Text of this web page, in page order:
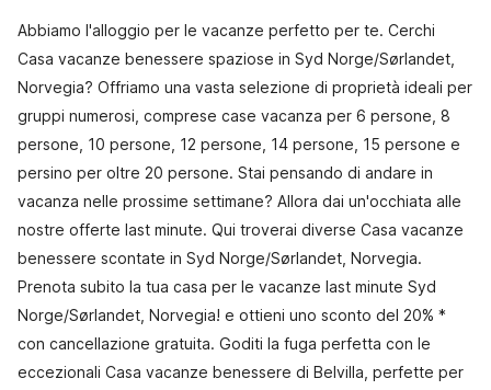
Abbiamo l'alloggio per le vacanze perfetto per te. Cerchi
Casa vacanze benessere spaziose in Syd Norge/Sørlandet,
Norvegia? Offriamo una vasta selezione di proprietà ideali per
gruppi numerosi, comprese case vacanza per 6 persone, 8
persone, 10 persone, 12 persone, 14 persone, 15 persone e
persino per oltre 20 persone. Stai pensando di andare in
vacanza nelle prossime settimane? Allora dai un'occhiata alle
nostre offerte last minute. Qui troverai diverse Casa vacanze
benessere scontate in Syd Norge/Sørlandet, Norvegia.
Prenota subito la tua casa per le vacanze last minute Syd
Norge/Sørlandet, Norvegia! e ottieni uno sconto del 20% *
con cancellazione gratuita. Goditi la fuga perfetta con le
eccezionali Casa vacanze benessere di Belvilla, perfette per